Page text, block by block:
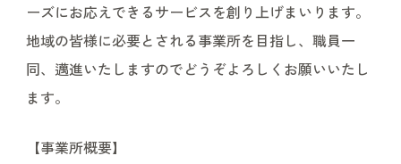
ーズにお応えできるサービスを創り上げまいります。
地域の皆様に必要とされる事業所を目指し、職員一
同、邁進いたしますのでどうぞよろしくお願いいたし
ます。
【事業所概要】